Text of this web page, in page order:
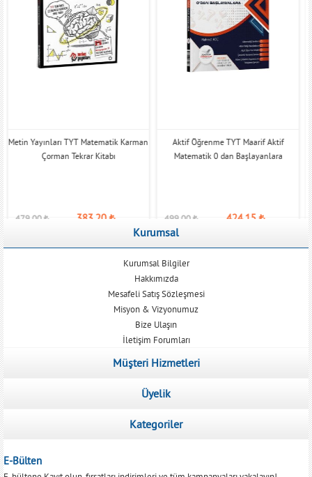
Metin Yayınları TYT Matematik Karman
Çorman Tekrar Kitabı
479,00₺ 383,20₺
Aktif Öğrenme TYT Maarif Aktif
Matematik 0 dan Başlayanlara
499,00₺ 424,15₺
Kurumsal
Kurumsal Bilgiler
Hakkımızda
Mesafeli Satış Sözleşmesi
Misyon & Vizyonumuz
Bize Ulaşın
İletişim Forumları
Müşteri Hizmetleri
Üyelik
Kategoriler
E-Bülten